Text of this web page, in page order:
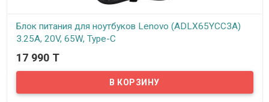
Блок питания для ноутбуков Lenovo (ADLX65YCC3A)
3.25A, 20V, 65W, Type-C
В наличии
Надёжный сетевой блок питания на 220 вольт для вашего
ноутбука Lenovo. Блок питания выдает напряжение: 20В и силу
тока 3.25А
17 990 T